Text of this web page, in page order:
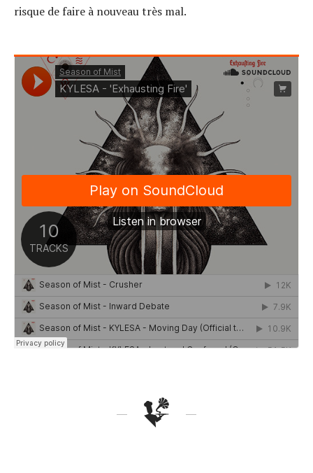
risque de faire à nouveau très mal.